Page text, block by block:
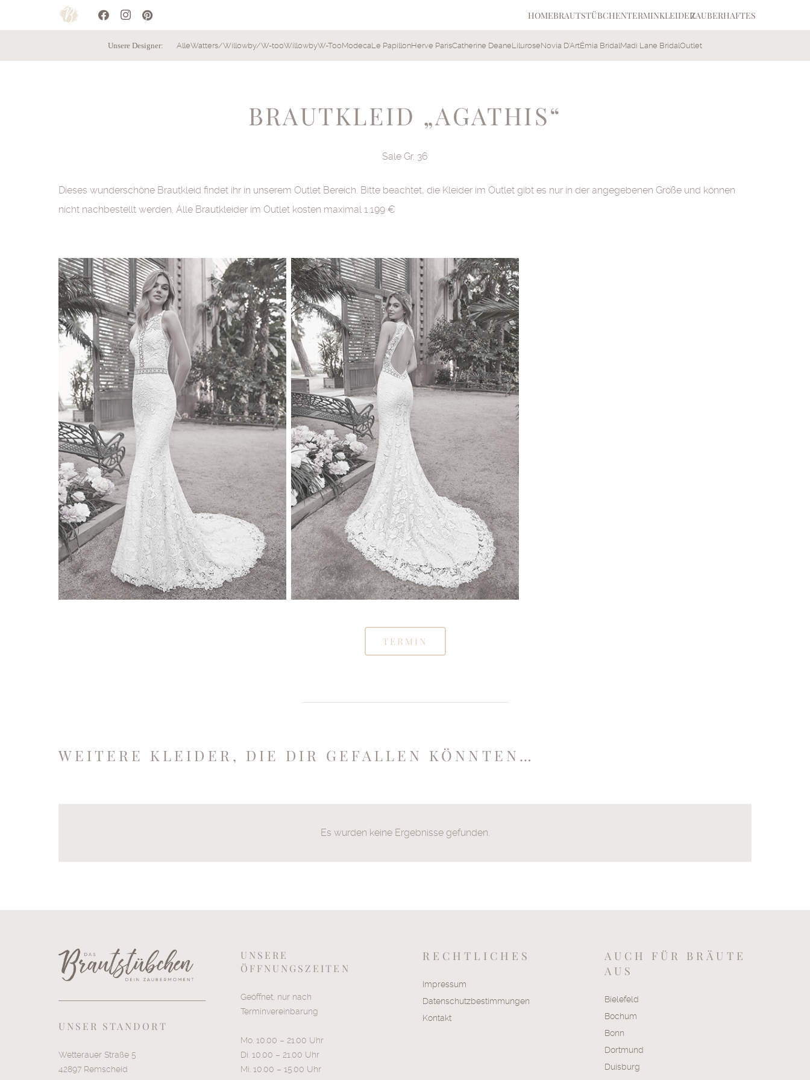
HOMEBRAUTSTÜBCHENTERMINKLEIDERZAUBERHAFTES
Unsere Designer: AlleWatters/Willowby/W-tooWillowbyW-TooModecaLe PapillonHerve ParisCatherine DeaneLiluroseNovia D’ArtÉmia BridalMadi Lane BridalOutlet
BRAUTKLEID „AGATHIS“
Sale Gr. 36
Dieses wunderschöne Brautkleid findet ihr in unserem Outlet Bereich. Bitte beachtet, die Kleider im Outlet gibt es nur in der angegebenen Größe und können
nicht nachbestellt werden. Alle Brautkleider im Outlet kosten maximal 1.199 €
TERMIN
WEITERE KLEIDER, DIE DIR GEFALLEN KÖNNTEN…
Es wurden keine Ergebnisse gefunden.
UNSER STANDORT
Wetterauer Straße 5
42897 Remscheid
UNSERE
ÖFFNUNGSZEITEN
Geöffnet, nur nach
Terminvereinbarung
Mo. 10.00 – 21.00 Uhr
Di. 10.00 – 21.00 Uhr
Mi. 10.00 – 15.00 Uhr
RECHTLICHES
Impressum
Datenschutzbestimmungen
Kontakt
AUCH FÜR BRÄUTE
AUS
Bielefeld
Bochum
Bonn
Dortmund
Duisburg